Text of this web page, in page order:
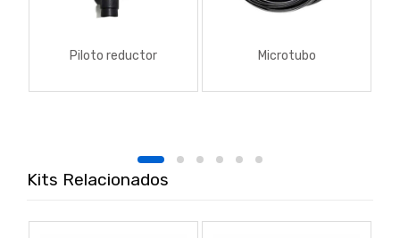
Piloto reductor Microtubo
Kits Relacionados